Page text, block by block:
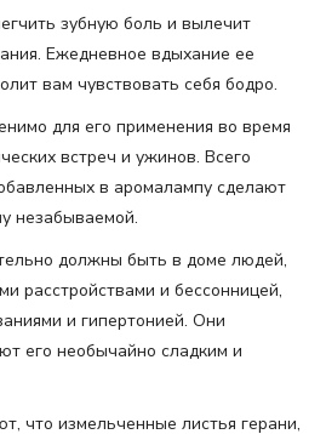
зубную боль и вылечит
Ежедневное вдыхание ее
вам чувствовать себя бодро.
для его применения во время
встреч и ужинов. Всего
в аромалампу сделают
незабываемой.
должны быть в доме людей,
расстройствами и бессонницей,
и гипертонией. Они
его необычайно сладким и
что измельченные листья герани,